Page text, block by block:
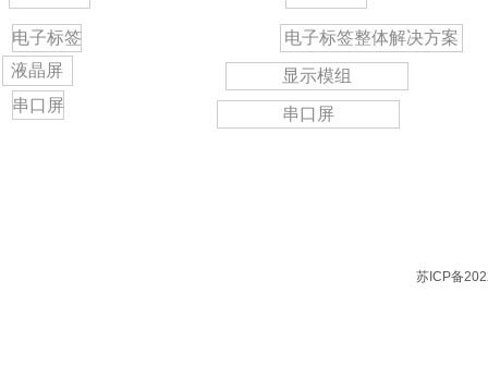
电子标签
液晶屏
串口屏
电子标签整体解决方案
显示模组
串口屏
苏ICP备